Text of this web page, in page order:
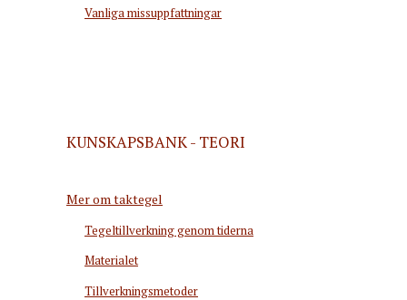
Vanliga missuppfattningar
KUNSKAPSBANK - TEORI
Mer om taktegel
Tegeltillverkning genom tiderna
Materialet
Tillverkningsmetoder